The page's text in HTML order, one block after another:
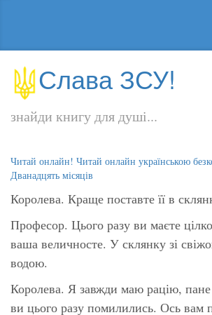
Слава ЗСУ!
знайди книгу для душі...
Читай онлайн! Читай онлайн українською
Дванадцять місяців
Королева. Краще поставте її в
Професор. Цього разу ви маєте
ваша величносте. У склянку зі
водою.
Королева. Я завжди маю рацію,
ви цього разу помилились. Ось вам